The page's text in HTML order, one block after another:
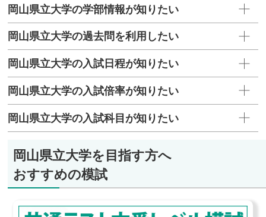
岡山県立大学の学部情報が知りたい
岡山県立大学の過去問を利用したい
岡山県立大学の入試日程が知りたい
岡山県立大学の入試倍率が知りたい
岡山県立大学の入試科目が知りたい
岡山県立大学を目指す方へ
おすすめの模試